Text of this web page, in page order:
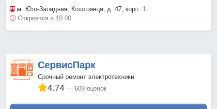
м. Юго-Западная, Коштоянца, д. 47, корп. 1
Откроется в 10:00
СервисПарк
Срочный ремонт электротехники
4.74 609 оценок